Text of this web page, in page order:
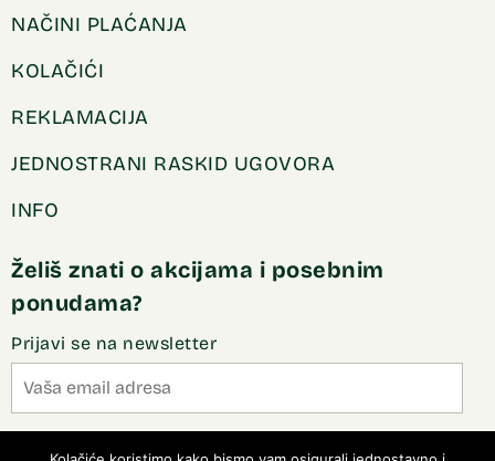
NAČINI PLAĆANJA
KOLAČIĆI
REKLAMACIJA
JEDNOSTRANI RASKID UGOVORA
INFO
Želiš znati o akcijama i posebnim
ponudama?
Prijavi se na newsletter